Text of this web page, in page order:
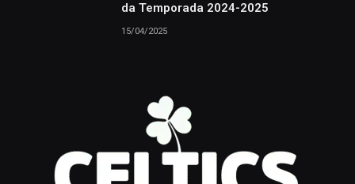
da Temporada 2024-2025
15/04/2025